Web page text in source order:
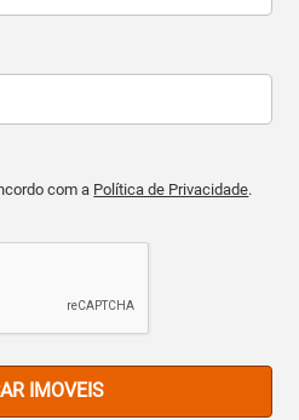
com a Política de Privacidade.
IMOVEIS